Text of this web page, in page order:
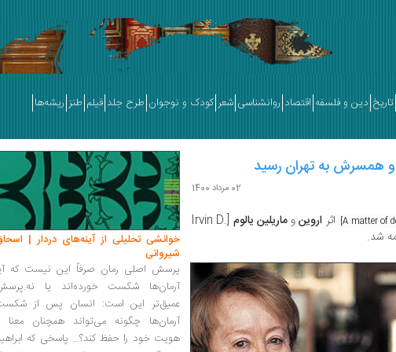
تاریخ دین و فلسفه اقتصاد روانشناسی شعر کودک و نوجوان طرح جلد فیلم طنز ریشه‌ها
و همسرش به تهران رسید
02 مرداد 1400
A matter of اثر اروینوماریلین یالوم [Irvin D.
شد.
خوانشی تحلیلی از آینه‌های دردار |
شیروانی
پرسش اصلی رمان صرفاً این نیست که
آرمان‌ها شکست خورده‌اند یا
عمیق‌تر این است: انسان پس از
آرمان‌ها چگونه می‌تواند همچنان معنا
هویت خود را حفظ کند؟... پاسخی که